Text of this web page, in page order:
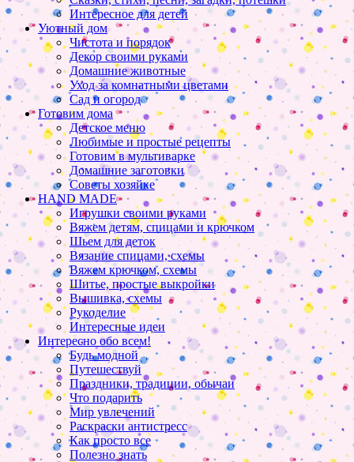
Интересное для детей
Уютный дом
Чистота и порядок
Декор своими руками
Домашние животные
Уход за комнатными цветами
Сад и огород
Готовим дома
Детское меню
Любимые и простые рецепты
Готовим в мультиварке
Домашние заготовки
Советы хозяйке
HAND MADE
Игрушки своими руками
Вяжем детям, спицами и крючком
Шьем для деток
Вязание спицами, схемы
Вяжем крючком, схемы
Шитье, простые выкройки
Вышивка, схемы
Рукоделие
Интересные идеи
Интересно обо всем!
Будь модной
Путешествуй
Праздники, традиции, обычаи
Что подарить
Мир увлечений
Раскраски антистресс
Как просто все
Полезно знать